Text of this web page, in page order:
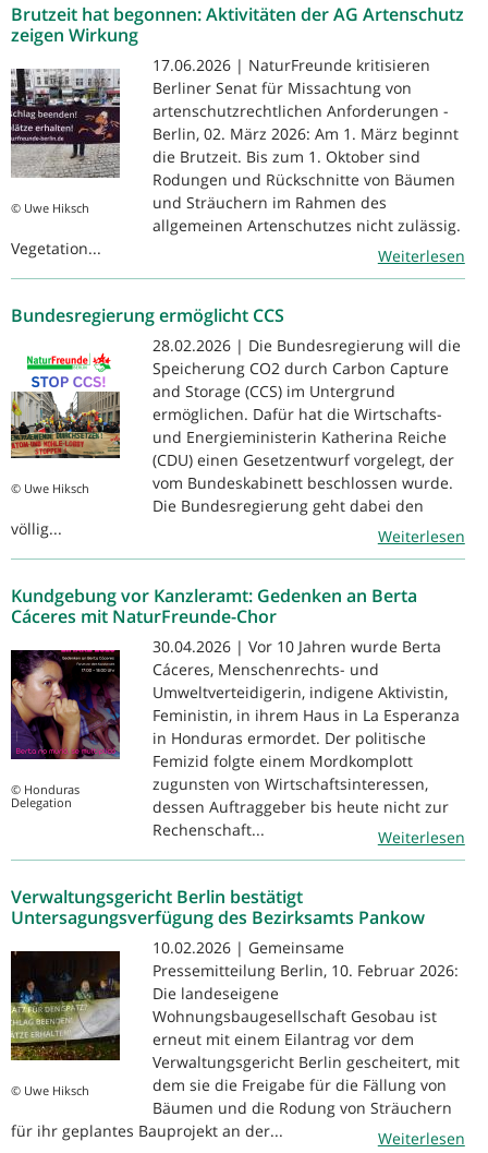
Brutzeit hat begonnen: Aktivitäten der AG Artenschutz
zeigen Wirkung
© Uwe Hiksch
17.06.2026 | NaturFreunde kritisieren
Berliner Senat für Missachtung von
artenschutzrechtlichen Anforderungen -
Berlin, 02. März 2026: Am 1. März beginnt
die Brutzeit. Bis zum 1. Oktober sind
Rodungen und Rückschnitte von Bäumen
und Sträuchern im Rahmen des
allgemeinen Artenschutzes nicht zulässig.
Vegetation...
Weiterlesen
Bundesregierung ermöglicht CCS
© Uwe Hiksch
28.02.2026 | Die Bundesregierung will die
Speicherung CO2 durch Carbon Capture
and Storage (CCS) im Untergrund
ermöglichen. Dafür hat die Wirtschafts-
und Energieministerin Katherina Reiche
(CDU) einen Gesetzentwurf vorgelegt, der
vom Bundeskabinett beschlossen wurde.
Die Bundesregierung geht dabei den
völlig...
Weiterlesen
Kundgebung vor Kanzleramt: Gedenken an Berta
Cáceres mit NaturFreunde-Chor
© Honduras
Delegation
30.04.2026 | Vor 10 Jahren wurde Berta
Cáceres, Menschenrechts- und
Umweltverteidigerin, indigene Aktivistin,
Feministin, in ihrem Haus in La Esperanza
in Honduras ermordet. Der politische
Femizid folgte einem Mordkomplott
zugunsten von Wirtschaftsinteressen,
dessen Auftraggeber bis heute nicht zur
Rechenschaft...
Weiterlesen
Verwaltungsgericht Berlin bestätigt
Untersagungsverfügung des Bezirksamts Pankow
© Uwe Hiksch
10.02.2026 | Gemeinsame
Pressemitteilung Berlin, 10. Februar 2026:
Die landeseigene
Wohnungsbaugesellschaft Gesobau ist
erneut mit einem Eilantrag vor dem
Verwaltungsgericht Berlin gescheitert, mit
dem sie die Freigabe für die Fällung von
Bäumen und die Rodung von Sträuchern
für ihr geplantes Bauprojekt an der...
Weiterlesen